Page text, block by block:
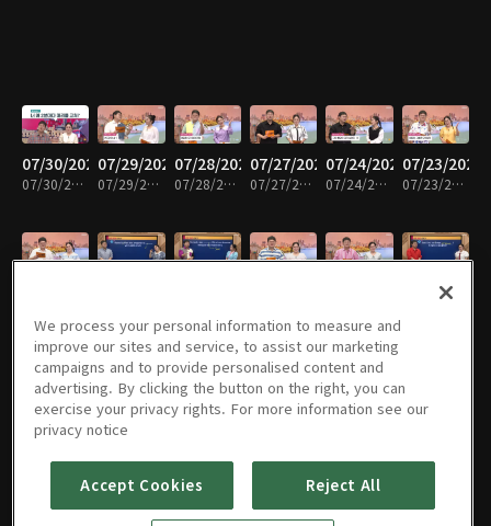
07/30/2026
07/30/2026 • 30분
07/29/2026
07/29/2026 • 30분
07/28/2026
07/28/2026 • 30분
07/27/2026
07/27/2026 • 30분
07/24/2026
07/24/2026 • 29분
07/23/2026
07/23/2026 • 30분
07/15/2026
07/14/2026
07/14/2026 • 30분
07/13/202607/10/202607/09/202607/08/202607/07/2026
We process your personal information to measure and
improve our sites and service, to assist our marketing
campaigns and to provide personalised content and
advertising. By clicking the button on the right, you can
exercise your privacy rights. For more information see our
privacy notice
Accept Cookies Reject All